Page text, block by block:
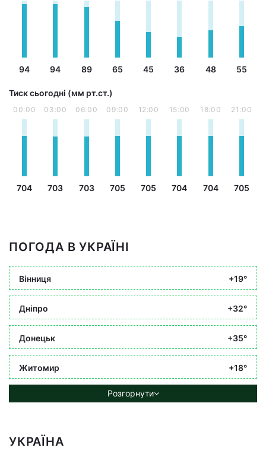
94 94 89 65 45 36 48 55
Тиск сьогодні (мм рт.ст.)
00:00
704
03:00
703
06:00
703
09:00
705
12:00
705
15:00
704
18:00
704
21:00
705
ПОГОДА В УКРАЇНІ
Вінниця +19°
Дніпро +32°
Донецьк +35°
Житомир +18°
Розгорнути
УКРАЇНА